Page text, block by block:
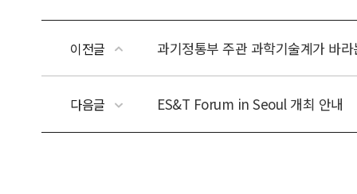
이전글 과기정통부 주관 과학기술계가 바
다음글 ES&T Forum in Seoul 개최 안내